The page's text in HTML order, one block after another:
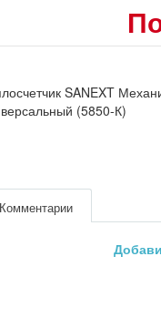
SANEXT
(5850-К)